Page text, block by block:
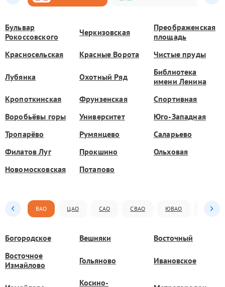
Бульвар
Рокоссовского
Черкизовская
Преображенская
площадь
Красносельская
Красные Ворота Чистые пруды
Лубянка Охотный Ряд
Библиотека
имени Ленина
Кропоткинская
Фрунзенская
Спортивная
Воробьёвы горы
Университет
Юго-Западная
Тропарёво
Румянцево
Саларьево
Филатов Луг
Прокшино
Ольховая
Новомосковская
Потапово
ВАО ЦАО САО СВАО ЮВАО ЮАО
Богородское Вешняки
Восточный
Восточное
Измайлово
Гольяново Ивановское
Косино-